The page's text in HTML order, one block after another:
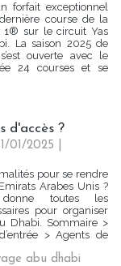
forfait exceptionnel
course de la
1® sur le circuit Yas
La saison 2025 de
ouverte avec le
24 courses et se
d'accès ?
01/2025
pour se rendre
Arabes Unis ?
donne toutes les
pour organiser
Dhabi. Sommaire >
> Agents de
abu dhabi